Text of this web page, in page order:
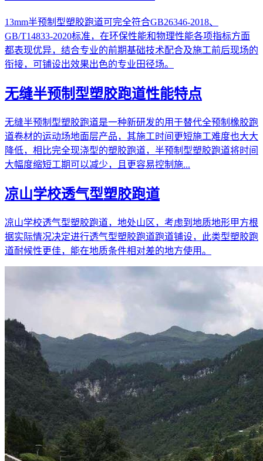
13mm半预制型塑胶跑道可完全符合GB26346-2018、
GB/T14833-2020标准，在环保性能和物理性能各项指标方面
都表现优异，结合专业的前期基础技术配合及施工前后现场的
衔接，可铺设出效果出色的专业田径场。
无缝半预制型塑胶跑道性能特点
无缝半预制型塑胶跑道是一种新研发的用于替代全预制橡胶跑
道卷材的运动场地面层产品，其施工时间更短施工难度也大大
降低，相比完全现浇型的塑胶跑道，半预制型塑胶跑道将时间
大幅度缩短工期可以减少，且更容易控制施...
凉山学校透气型塑胶跑道
凉山学校透气型塑胶跑道，地处山区，考虑到地质地形甲方根
据实际情况决定进行透气型塑胶跑道跑道铺设，此类型塑胶跑
道耐候性更佳，能在地质条件相对差的地方使用。